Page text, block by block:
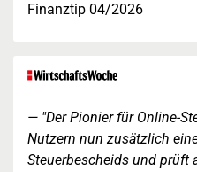
Finanztip 04/2026
"Der Pionier für Online-
Nutzern nun zusätzlich
Steuerbescheids und prüft